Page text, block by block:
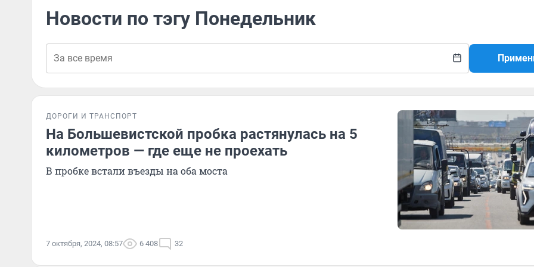
Новости по тэгу Понедельник
ДОРОГИ И ТРАНСПОРТ
На Большевистской пробка растянулась на 5
километров — где еще не проехать
В пробке встали въезды на оба моста
7 октября, 2024, 08:57 6 408 32